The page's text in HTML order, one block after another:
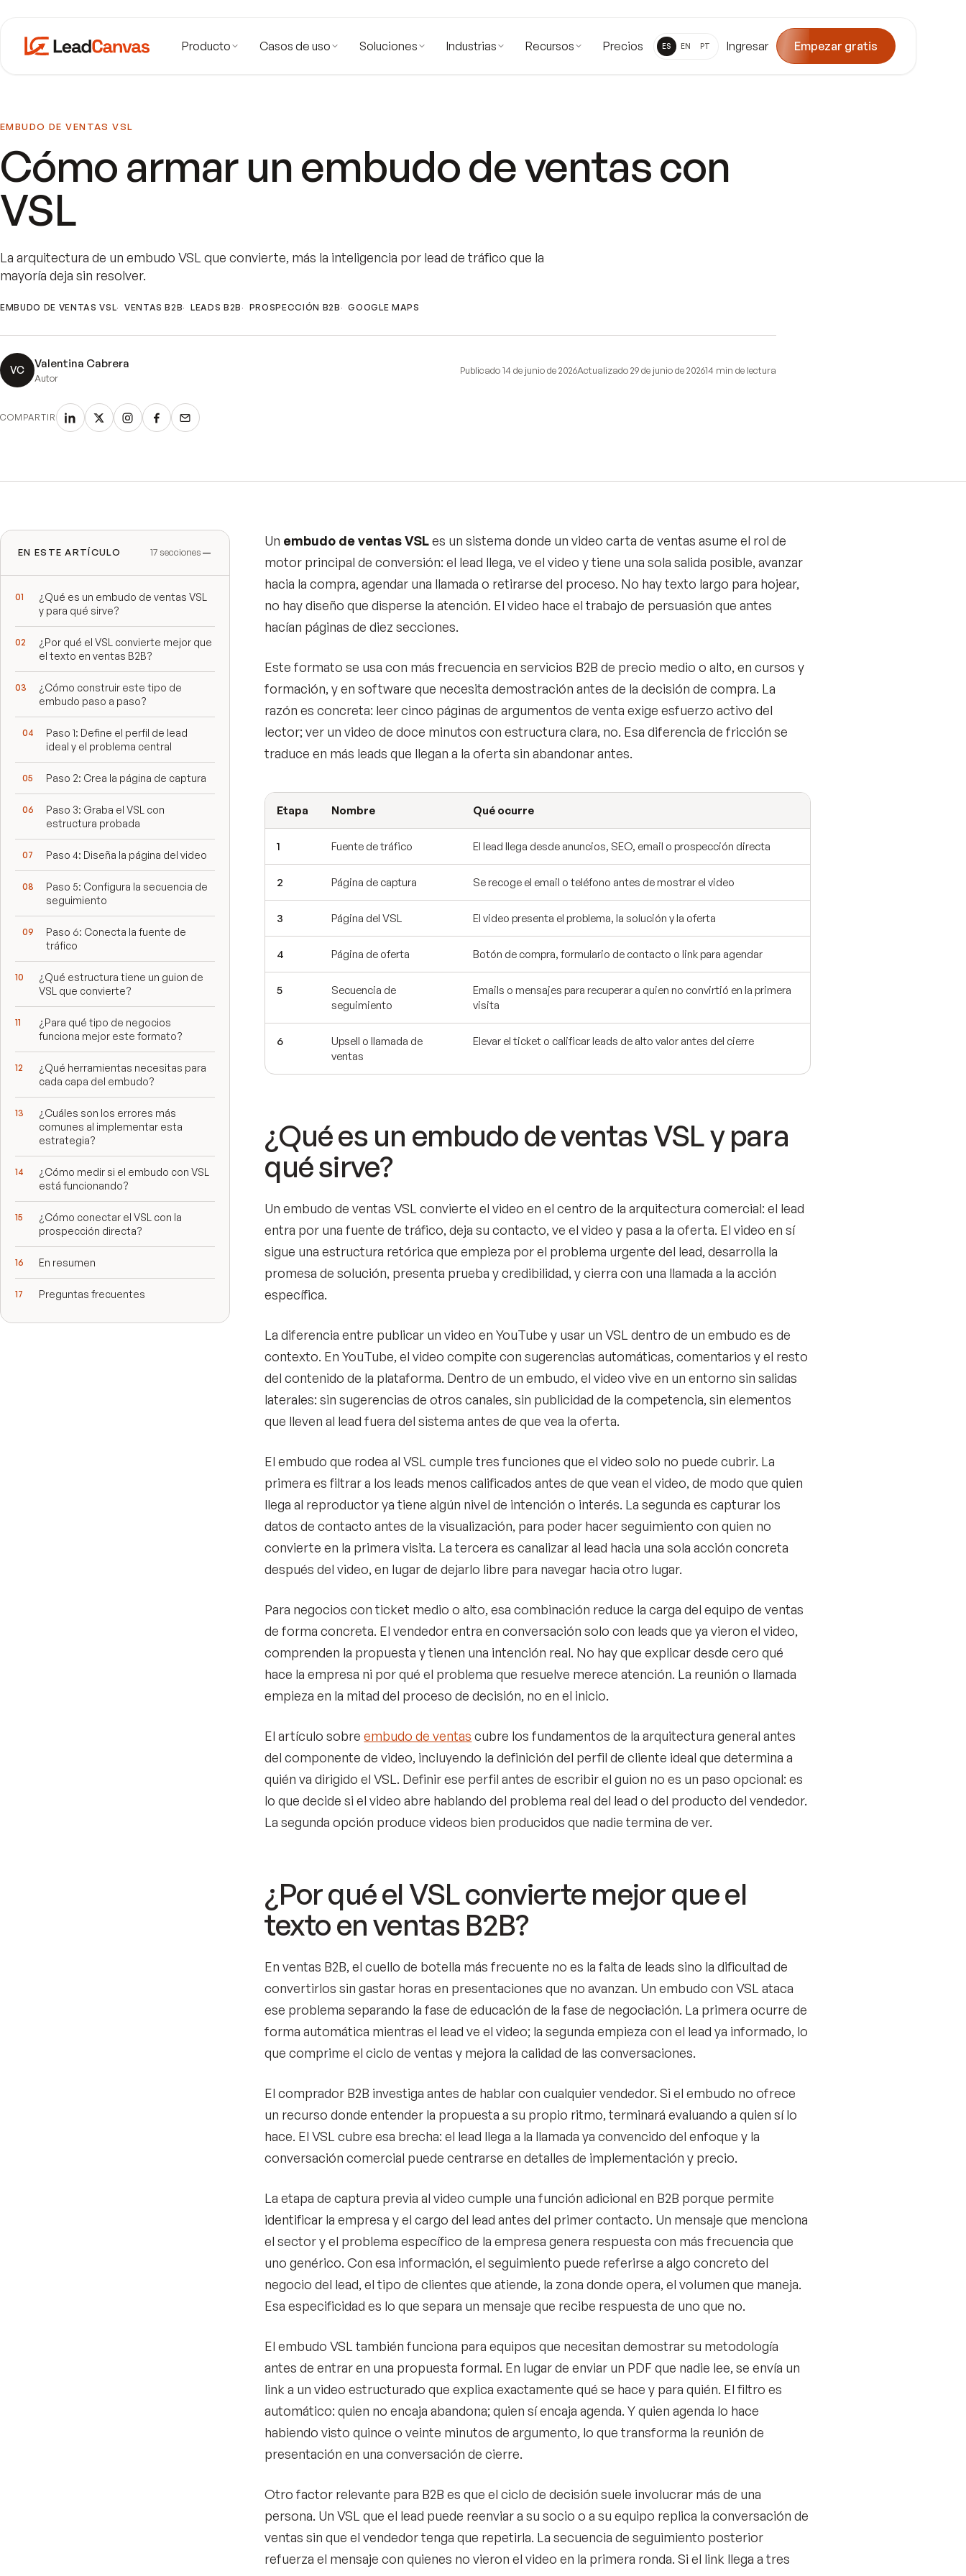
Producto Casos de uso Soluciones Industrias Recursos Precios ES EN PT Ingresar Empezar gratis
EMBUDO DE VENTAS VSL
Cómo armar un embudo de ventas con
VSL
La arquitectura de un embudo VSL que convierte, más la inteligencia por lead de tráfico que la
mayoría deja sin resolver.
EMBUDO DE VENTAS VSL VENTAS B2B LEADS B2B PROSPECCIÓN B2B GOOGLE MAPS
VC Valentina Cabrera
Autor
Publicado14 de junio de 2026Actualizado29 de junio de 202614 min de lectura
COMPARTIR
EN ESTE ARTÍCULO 17 secciones
¿Qué es un embudo de ventas VSL
y para qué sirve?
¿Por qué el VSL convierte mejor que
el texto en ventas B2B?
¿Cómo construir este tipo de
embudo paso a paso?
Paso 1: Define el perfil de lead
ideal y el problema central
Paso 2: Crea la página de captura
Paso 3: Graba el VSL con
estructura probada
Paso 4: Diseña la página del video
Paso 5: Configura la secuencia de
seguimiento
Paso 6: Conecta la fuente de
tráfico
¿Qué estructura tiene un guion de
VSL que convierte?
¿Para qué tipo de negocios
funciona mejor este formato?
¿Qué herramientas necesitas para
cada capa del embudo?
¿Cuáles son los errores más
comunes al implementar esta
estrategia?
¿Cómo medir si el embudo con VSL
está funcionando?
¿Cómo conectar el VSL con la
prospección directa?
En resumen
Preguntas frecuentes
Un embudo de ventas VSLes un sistema donde un video carta de ventas asume el rol de
motor principal de conversión: el lead llega, ve el video y tiene una sola salida posible, avanzar
hacia la compra, agendar una llamada o retirarse del proceso. No hay texto largo para hojear,
no hay diseño que disperse la atención. El video hace el trabajo de persuasión que antes
hacían páginas de diez secciones.
Este formato se usa con más frecuencia en servicios B2B de precio medio o alto, en cursos y
formación, y en software que necesita demostración antes de la decisión de compra. La
razón es concreta: leer cinco páginas de argumentos de venta exige esfuerzo activo del
lector; ver un video de doce minutos con estructura clara, no. Esa diferencia de fricción se
traduce en más leads que llegan a la oferta sin abandonar antes.
Etapa Nombre Qué ocurre
1 Fuente de tráfico El lead llega desde anuncios, SEO, email o prospección directa
2 Página de captura Se recoge el email o teléfono antes de mostrar el video
3 Página del VSL El video presenta el problema, la solución y la oferta
4 Página de oferta Botón de compra, formulario de contacto o link para agendar
5
Secuencia de
seguimiento
Emails o mensajes para recuperar a quien no convirtió en la primera
visita
6
Upsell o llamada de
ventas
Elevar el ticket o calificar leads de alto valor antes del cierre
¿Qué es un embudo de ventas VSL y para
qué sirve?
Un embudo de ventas VSL convierte el video en el centro de la arquitectura comercial: el lead
entra por una fuente de tráfico, deja su contacto, ve el video y pasa a la oferta. El video en sí
sigue una estructura retórica que empieza por el problema urgente del lead, desarrolla la
promesa de solución, presenta prueba y credibilidad, y cierra con una llamada a la acción
específica.
La diferencia entre publicar un video en YouTube y usar un VSL dentro de un embudo es de
contexto. En YouTube, el video compite con sugerencias automáticas, comentarios y el resto
del contenido de la plataforma. Dentro de un embudo, el video vive en un entorno sin salidas
laterales: sin sugerencias de otros canales, sin publicidad de la competencia, sin elementos
que lleven al lead fuera del sistema antes de que vea la oferta.
El embudo que rodea al VSL cumple tres funciones que el video solo no puede cubrir. La
primera es filtrar a los leads menos calificados antes de que vean el video, de modo que quien
llega al reproductor ya tiene algún nivel de intención o interés. La segunda es capturar los
datos de contacto antes de la visualización, para poder hacer seguimiento con quien no
convierte en la primera visita. La tercera es canalizar al lead hacia una sola acción concreta
después del video, en lugar de dejarlo libre para navegar hacia otro lugar.
Para negocios con ticket medio o alto, esa combinación reduce la carga del equipo de ventas
de forma concreta. El vendedor entra en conversación solo con leads que ya vieron el video,
comprenden la propuesta y tienen una intención real. No hay que explicar desde cero qué
hace la empresa ni por qué el problema que resuelve merece atención. La reunión o llamada
empieza en la mitad del proceso de decisión, no en el inicio.
El artículo sobreembudo de ventas cubre los fundamentos de la arquitectura general antes
del componente de video, incluyendo la definición del perfil de cliente ideal que determina a
quién va dirigido el VSL. Definir ese perfil antes de escribir el guion no es un paso opcional: es
lo que decide si el video abre hablando del problema real del lead o del producto del vendedor.
La segunda opción produce videos bien producidos que nadie termina de ver.
¿Por qué el VSL convierte mejor que el
texto en ventas B2B?
En ventas B2B, el cuello de botella más frecuente no es la falta de leads sino la dificultad de
convertirlos sin gastar horas en presentaciones que no avanzan. Un embudo con VSL ataca
ese problema separando la fase de educación de la fase de negociación. La primera ocurre de
forma automática mientras el lead ve el video; la segunda empieza con el lead ya informado, lo
que comprime el ciclo de ventas y mejora la calidad de las conversaciones.
El comprador B2B investiga antes de hablar con cualquier vendedor. Si el embudo no ofrece
un recurso donde entender la propuesta a su propio ritmo, terminará evaluando a quien sí lo
hace. El VSL cubre esa brecha: el lead llega a la llamada ya convencido del enfoque y la
conversación comercial puede centrarse en detalles de implementación y precio.
La etapa de captura previa al video cumple una función adicional en B2B porque permite
identificar la empresa y el cargo del lead antes del primer contacto. Un mensaje que menciona
el sector y el problema específico de la empresa genera respuesta con más frecuencia que
uno genérico. Con esa información, el seguimiento puede referirse a algo concreto del
negocio del lead, el tipo de clientes que atiende, la zona donde opera, el volumen que maneja.
Esa especificidad es lo que separa un mensaje que recibe respuesta de uno que no.
El embudo VSL también funciona para equipos que necesitan demostrar su metodología
antes de entrar en una propuesta formal. En lugar de enviar un PDF que nadie lee, se envía un
link a un video estructurado que explica exactamente qué se hace y para quién. El filtro es
automático: quien no encaja abandona; quien sí encaja agenda. Y quien agenda lo hace
habiendo visto quince o veinte minutos de argumento, lo que transforma la reunión de
presentación en una conversación de cierre.
Otro factor relevante para B2B es que el ciclo de decisión suele involucrar más de una
persona. Un VSL que el lead puede reenviar a su socio o a su equipo replica la conversación de
ventas sin que el vendedor tenga que repetirla. La secuencia de seguimiento posterior
refuerza el mensaje con quienes no vieron el video en la primera ronda. Si el link llega a tres